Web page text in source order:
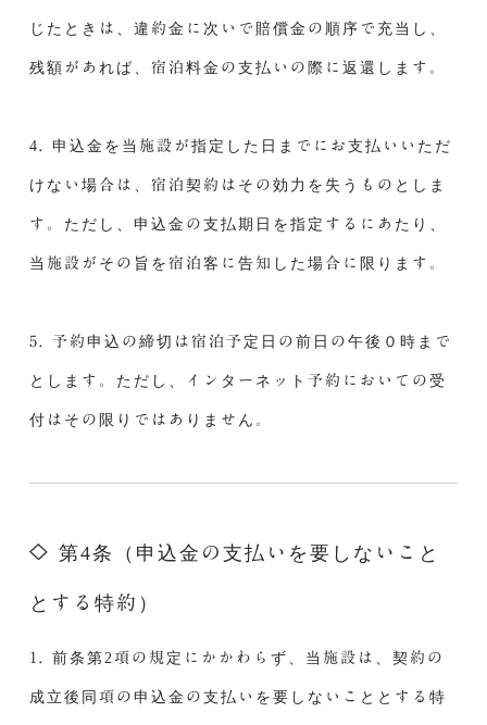
じたときは、違約金に次いで賠償金の順序で充当し、
残額があれば、宿泊料金の支払いの際に返還します。
4. 申込金を当施設が指定した日までにお支払いいただ
けない場合は、宿泊契約はその効力を失うものとしま
す。ただし、申込金の支払期日を指定するにあたり、
当施設がその旨を宿泊客に告知した場合に限ります。
5. 予約申込の締切は宿泊予定日の前日の午後０時まで
とします。ただし、インターネット予約においての受
付はその限りではありません。
第4条（申込金の支払いを要しないこと
とする特約）
1. 前条第2項の規定にかかわらず、当施設は、契約の
成立後同項の申込金の支払いを要しないこととする特